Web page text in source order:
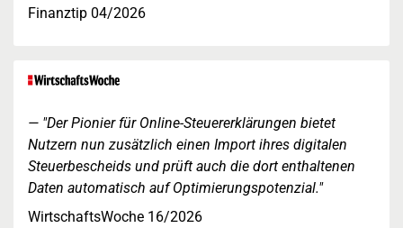
Finanztip 04/2026
"Der Pionier für Online-Steuererklärungen bietet
Nutzern nun zusätzlich einen Import ihres digitalen
Steuerbescheids und prüft auch die dort enthaltenen
Daten automatisch auf Optimierungspotenzial."
WirtschaftsWoche 16/2026